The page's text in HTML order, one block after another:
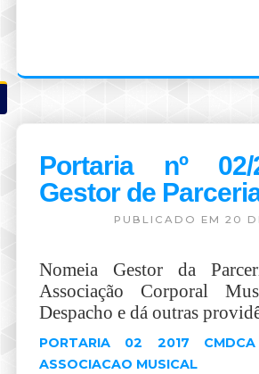
Portaria nº 02/
Gestor de
PUBLICADO EM 20
Nomeia Gestor da
Associação Corporal
Despacho e dá outras
PORTARIA 02 2017
ASSOCIACAO MUSICAL